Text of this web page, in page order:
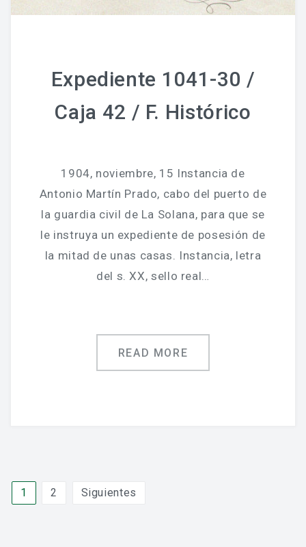
Expediente 1041-30 /
Caja 42 / F. Histórico
1904, noviembre, 15 Instancia de
Antonio Martín Prado, cabo del puerto de
la guardia civil de La Solana, para que se
le instruya un expediente de posesión de
la mitad de unas casas. Instancia, letra
del s. XX, sello real…
READ MORE
Paginación
1 2 Siguientes